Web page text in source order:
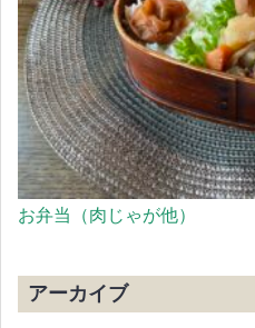
お弁当（肉じゃが他）
アーカイブ